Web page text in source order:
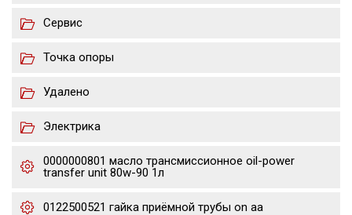
Сервис
Точка опоры
Удалено
Электрика
0000000801 масло трансмиссионное oil-power
transfer unit 80w-90 1л
0122500521 гайка приёмной трубы on aa